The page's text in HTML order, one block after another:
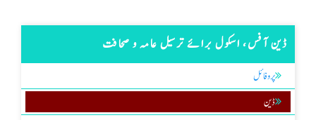
ڈین آفس، اسکول برائے ترسیل عامہ و صحافت
پروفائل
ڈین